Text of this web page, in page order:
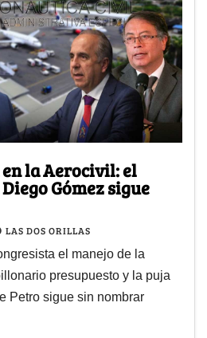
la Aerocivil: el
Gómez sigue
LAS DOS ORILLAS
el manejo de la
presupuesto y la puja
Petro sigue sin nombrar